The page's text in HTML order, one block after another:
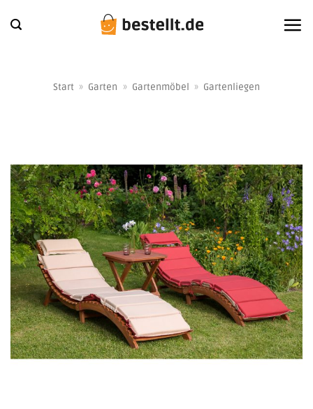
Inhalt
Start » Garten » Gartenmöbel » Gartenliegen